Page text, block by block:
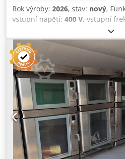
Rok výroby: 2026, stav: nový,
vstupní napětí: 400 V, vstupní
08/2027
trojfázový, doba záruky:12
2026, TOP Cremekocher CK 120
ohřívání krémů a hmot Přesné
Tex Alijk Digitální časovač, 2
vypouštění nebo vypouštěcím
aretací Pouze u nás zkoušeno dle
32A CEE zástrčka Rozměry 1120
NOVÝ stroj & SAB zkoušený Se
dílů Možnosti: Doručovací služba
pronájmu Servisní smlouva
uvedení do provozu Navštivte
pekařských strojů!